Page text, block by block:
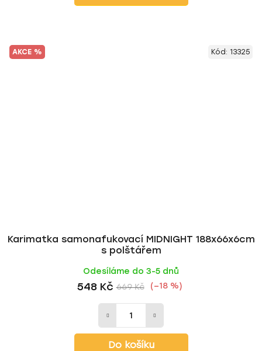
AKCE %
Karimatka samonafukovací MIDNIGHT 188x66x6cm
s polštářem
Odesíláme do 3-5 dnů
548 Kč 669 Kč (–18 %)
Do košíku
Kód: 13325